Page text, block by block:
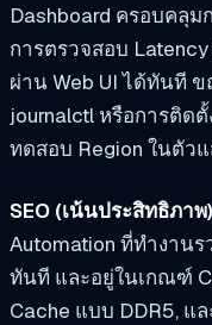
Dashboard ครอบคลุม
การตรวจสอบ
ผ่าน Web UI ได้ทันที
journalctl หรือการติด
ทดสอบ Region ในตัว
SEO (เน้นประสิทธิภาพ)
Automation ที่ทำงาน
ทันที และอยู่ในเกณฑ์
Cache แบบ DDR5, แ